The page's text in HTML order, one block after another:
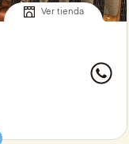
Ver tienda